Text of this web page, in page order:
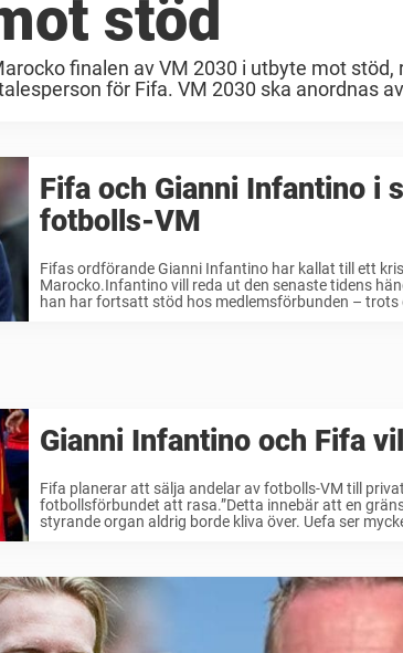
stöd
finalen av VM 2030 i utbyte mot
för Fifa. VM 2030 ska anordnas
Fifa och Gianni Infantino i
fotbolls-VM
Fifas ordförande Gianni Infantino har kallat till ett
Marocko.Infantino vill reda ut den senaste tidens
han har fortsatt stöd hos medlemsförbunden – trots
Gianni Infantino och Fifa
Fifa planerar att sälja andelar av fotbolls-VM till
fotbollsförbundet att rasa.”Detta innebär att en
styrande organ aldrig borde kliva över. Uefa ser